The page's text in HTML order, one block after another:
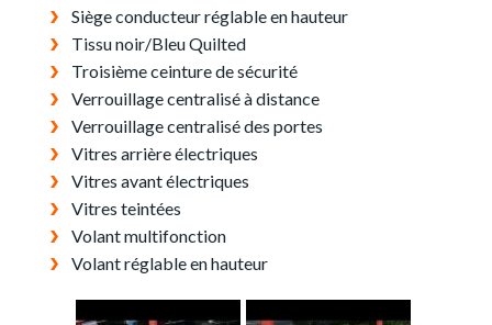
Siège conducteur réglable en hauteur
Tissu noir/Bleu Quilted
Troisième ceinture de sécurité
Verrouillage centralisé à distance
Verrouillage centralisé des portes
Vitres arrière électriques
Vitres avant électriques
Vitres teintées
Volant multifonction
Volant réglable en hauteur